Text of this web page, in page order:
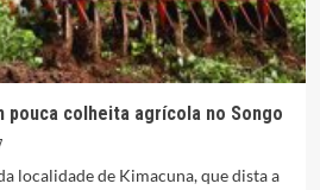
pouca colheita agrícola no Songo
localidade de Kimacuna, que dista a